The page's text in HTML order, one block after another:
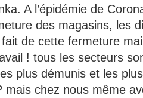
A l’épidémie de
des magasins, les
fait de cette fermeture
! tous les secteurs
plus démunis et les
mais chez nous même